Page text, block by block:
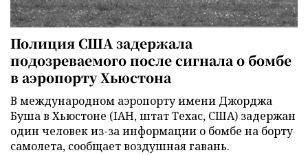
Полиция США задержала
подозреваемого после сигнала о бомбе
в аэропорту Хьюстона
В международном аэропорту имени Джорджа
Буша в Хьюстоне (IAH, штат Техас, США) задержан
один человек из-за информации о бомбе на борту
самолета, сообщает воздушная гавань.